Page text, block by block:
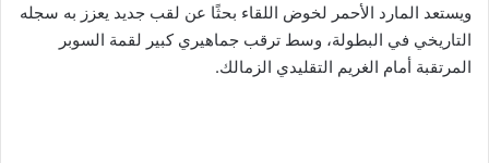
ويستعد المارد الأحمر لخوض اللقاء بحثًا عن لقب جديد يعزز به سجله
التاريخي في البطولة، وسط ترقب جماهيري كبير لقمة السوبر
المرتقبة أمام الغريم التقليدي الزمالك.